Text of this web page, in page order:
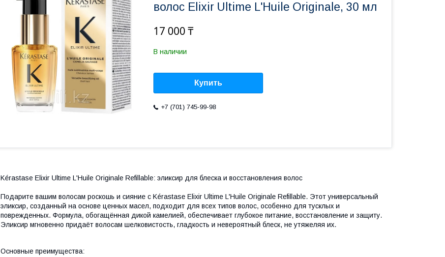
волос Elixir Ultime L'Huile Originale, 30 мл
17 000 ₸
В наличии
Купить
+7 (701) 745-99-98
Kérastase Elixir Ultime L'Huile Originale Refillable: эликсир для блеска и восстановления волос
Подарите вашим волосам роскошь и сияние с Kérastase Elixir Ultime L'Huile Originale Refillable. Этот универсальный
эликсир, созданный на основе ценных масел, подходит для всех типов волос, особенно для тусклых и
поврежденных. Формула, обогащённая дикой камелией, обеспечивает глубокое питание, восстановление и защиту.
Эликсир мгновенно придаёт волосам шелковистость, гладкость и невероятный блеск, не утяжеляя их.
Основные преимущества: